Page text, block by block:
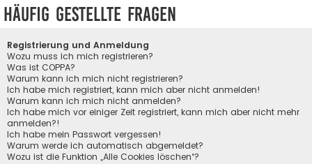
Häufig gestellte Fragen
Registrierung und Anmeldung
Wozu muss ich mich registrieren?
Was ist COPPA?
Warum kann ich mich nicht registrieren?
Ich habe mich registriert, kann mich aber nicht anmelden!
Warum kann ich mich nicht anmelden?
Ich habe mich vor einiger Zeit registriert, kann mich aber nicht mehr
anmelden?!
Ich habe mein Passwort vergessen!
Warum werde ich automatisch abgemeldet?
Wozu ist die Funktion „Alle Cookies löschen“?